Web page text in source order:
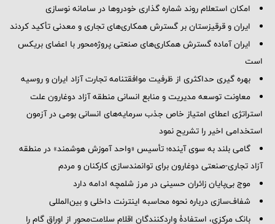
امکان استعلام روند شماره گذاری خودروها در سامانه نوسازی
ایران و قرقیزستان بر گسترش همکاری‌های تجاری و معدنی تأکید کردند
ایران آماده گسترش همکاری‌های صنعتی پروژه‌محور با اعضای بریکس
است
بهره گیری حداکثری از ظرفیت موافقتنامه تجارت آزاد ایران و روسیه
معاونت توسعه مدیریت و منابع انسانی منطقه آزاد دوغارون علت
استراتژی اعطای امتیاز خاص جذب سرمایه‌های انسانی بومی در آزمون
استخدامی اخیر را تشریح نمود
گامی بلند به سوی آینده؛ تأسیس «واحد آموزش هوشمند» در منطقه
آزاد تجاری-صنعتی دوغارون برای توانمندسازی کارکنان و مردم
موج بی‌پایان زائران حسینی در مرز شلمچه ادامه دارد
شفاف‌سازی درباره نحوه محاسبه اینترنت داخلی و بین‌المللی
بانک مرکزی، استفادۀ واردکنندگان اقلام سلامت‌محور از اوراق گام را